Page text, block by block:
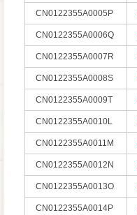
CN0122355A0005P
CN0122355A0006Q
CN0122355A0007R
CN0122355A0008S
CN0122355A0009T
CN0122355A0010L
CN0122355A0011M
CN0122355A0012N
CN0122355A0013O
CN0122355A0014P